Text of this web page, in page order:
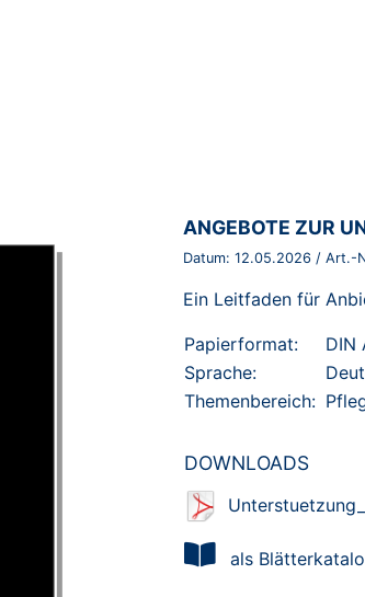
BROSCHÜRE:
ANGEBOTE ZUR
Datum: 12.05.2026 / Art.-
Ein Leitfaden für
Papierformat:
DIN
Sprache:
Themenbereich:
DOWNLOADS
als